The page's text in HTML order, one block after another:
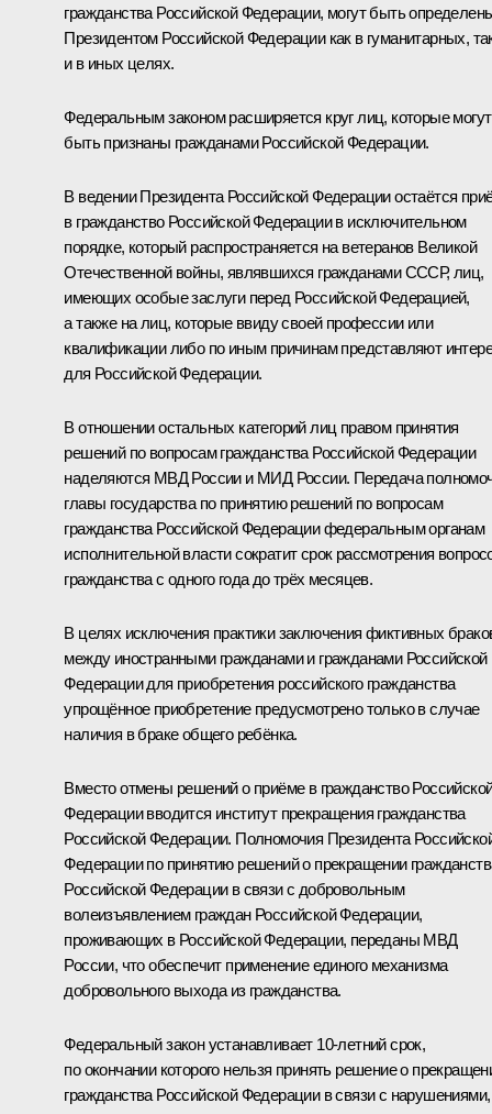
гражданства Российской Федерации, могут быть
Президентом Российской Федерации как в гуманитарных,
и в иных целях.
Федеральным законом расширяется круг лиц, которые могут
быть признаны гражданами Российской Федерации.
В ведении Президента Российской Федерации остаётся
в гражданство Российской Федерации в исключительном
порядке, который распространяется на ветеранов Великой
Отечественной войны, являвшихся гражданами СССР, лиц,
имеющих особые заслуги перед Российской Федерацией,
а также на лиц, которые ввиду своей профессии или
квалификации либо по иным причинам представляют
для Российской Федерации.
В отношении остальных категорий лиц правом принятия
решений по вопросам гражданства Российской Федерации
наделяются МВД России и МИД России. Передача
главы государства по принятию решений по вопросам
гражданства Российской Федерации федеральным органам
исполнительной власти сократит срок рассмотрения
гражданства с одного года до трёх месяцев.
В целях исключения практики заключения фиктивных
между иностранными гражданами и гражданами Российской
Федерации для приобретения российского гражданства
упрощённое приобретение предусмотрено только в случае
наличия в браке общего ребёнка.
Вместо отмены решений о приёме в гражданство
Федерации вводится институт прекращения гражданства
Российской Федерации. Полномочия Президента
Федерации по принятию решений о прекращении
Российской Федерации в связи с добровольным
волеизъявлением граждан Российской Федерации,
проживающих в Российской Федерации, переданы МВД
России, что обеспечит применение единого механизма
добровольного выхода из гражданства.
Федеральный закон устанавливает 10-летний срок,
по окончании которого нельзя принять решение о
гражданства Российской Федерации в связи с нарушениями,